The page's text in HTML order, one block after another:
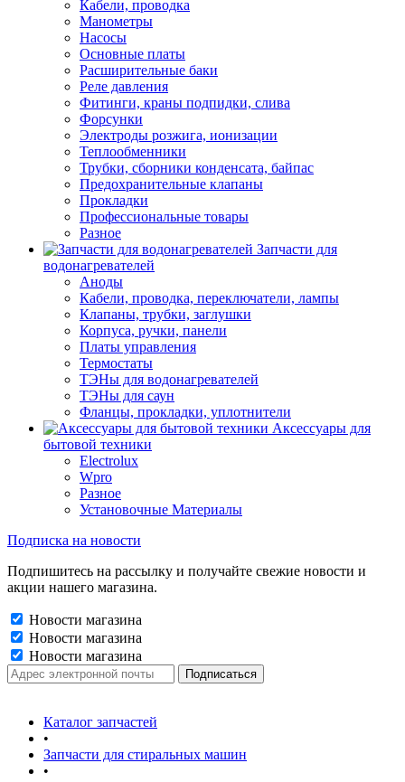
Кабели, проводка
Манометры
Насосы
Основные платы
Расширительные баки
Реле давления
Фитинги, краны подпидки, слива
Форсунки
Электроды розжига, ионизации
Теплообменники
Трубки, сборники конденсата, байпас
Предохранительные клапаны
Прокладки
Профессиональные товары
Разное
Запчасти для
водонагревателей
Аноды
Кабели, проводка, переключатели, лампы
Клапаны, трубки, заглушки
Корпуса, ручки, панели
Платы управления
Термостаты
ТЭНы для водонагревателей
ТЭНы для саун
Фланцы, прокладки, уплотнители
Аксессуары для
бытовой техники
Electrolux
Wpro
Разное
Установочные Материалы
Подписка на новости
Подпишитесь на рассылку и получайте свежие новости и
акции нашего магазина.
Новости магазина
Новости магазина
Новости магазина
Каталог запчастей
•
Запчасти для стиральных машин
•